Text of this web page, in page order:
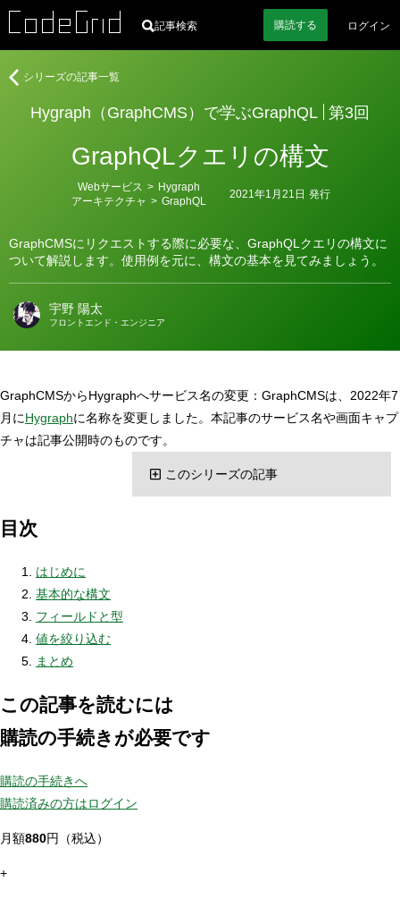
記事検索 購読する ログイン
Hygraph（GraphCMS）で学ぶGraphQL 第3回
GraphQLクエリの構文
GraphCMSにリクエストする際に必要な、GraphQLクエリの構文に
ついて解説します。使用例を元に、構文の基本を見てみましょう。
カ
テ
ー
Webサービス > Hygraph
アーキテクチャ > GraphQL
2021年1月21日 発行
者
宇野 陽太
フロントエンド・エンジニア
Hygraph（GraphCMS）
学
シリーズの記事一覧
GraphCMSからHygraphへサービス名の変更：GraphCMSは、2022年7
月にHygraphに名称を変更しました。本記事のサービス名や画面キャプ
チャは記事公開時のものです。
このシリーズの記事
目次
はじめに
基本的な構文
フィールドと型
値を絞り込む
まとめ
この記事を読むには
購読の手続きが必要です
購読の手続きへ
購読済みの方はログイン
月額880円（税込）
+